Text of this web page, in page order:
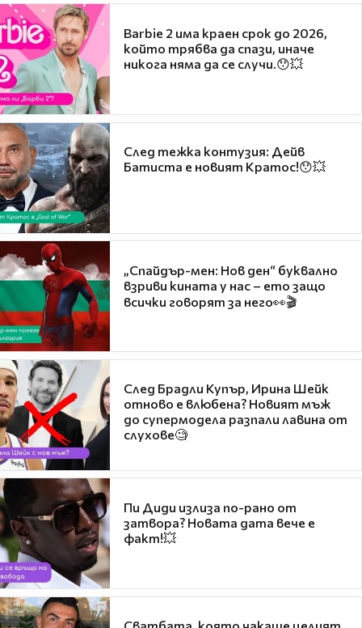
Barbie 2 има краен срок до 2026,
който трябва да спази, иначе
никога няма да се случи.😯💥
След тежка контузия: Дейв
Батиста е новият Кратос!😯💥
„Спайдър-мен: Нов ден“ буквално
взриви кината у нас – ето защо
всички говорят за него👀🎬
След Брадли Купър, Ирина Шейк
отново е влюбена? Новият мъж
до супермодела разпали лавина от
слухове🧐
Пи Диди излиза по-рано от
затвора? Новата дата вече е
факт!💥